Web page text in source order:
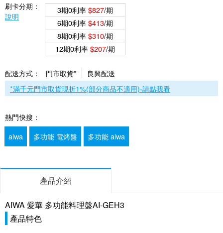
刷卡分期：
說明
3期0利率$827/期
6期0利率$413/期
8期0利率$310/期
12期0利率$207/期
配送方式： 門市取貨*
良興配送
*滿千元門市取貨現折1%(部分商品不適用)-請點我看
熱門快搜：
aiwa
多功能 電烤盤 多功能 aiwa
產品介紹
AIWA 愛華 多功能料理盤AI-GEH3
產品特色